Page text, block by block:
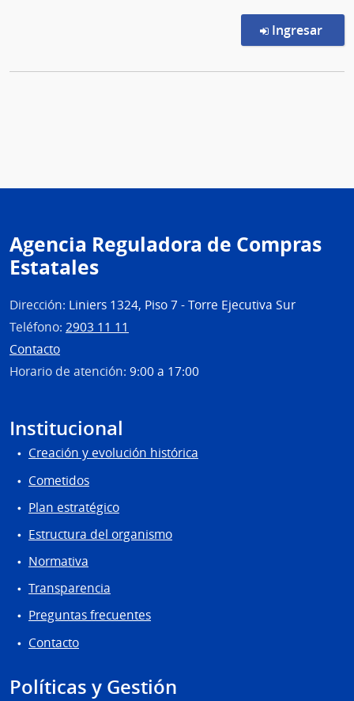
Ingresar
Agencia Reguladora de Compras
Estatales
Dirección: Liniers 1324, Piso 7 - Torre Ejecutiva Sur
Teléfono: 2903 11 11
Contacto
Horario de atención: 9:00 a 17:00
Institucional
Creación y evolución histórica
Cometidos
Plan estratégico
Estructura del organismo
Normativa
Transparencia
Preguntas frecuentes
Contacto
Políticas y Gestión